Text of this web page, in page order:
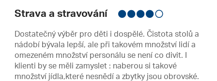
Strava a stravování
Dostatečný výběr pro děti i dospělé. Čistota stolů a
nádobí bývala lepší, ale při takovém množství lidí a
omezeném množství personálu se není co divit. I
klienti by se měli zamyslet : naberou si takové
množství jídla,které nesnědí a zbytky jsou obrovské.